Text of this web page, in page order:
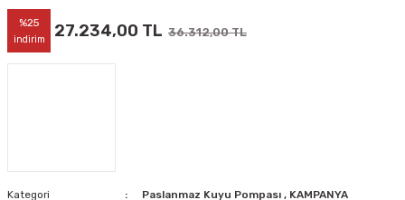
%25
indirim 27.234,00 TL 36.312,00 TL
Kategori Paslanmaz Kuyu Pompası , KAMPANYA